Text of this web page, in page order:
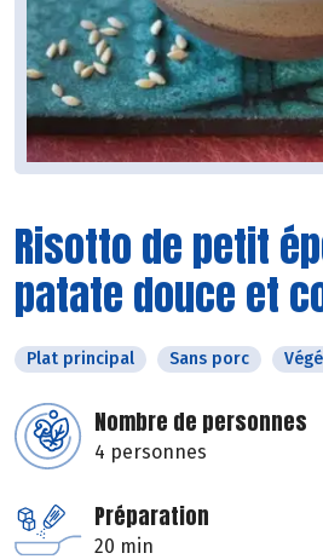
Risotto de petit
patate douce et
Plat principal Sans porc
Nombre de personnes
4 personnes
Préparation
20 min